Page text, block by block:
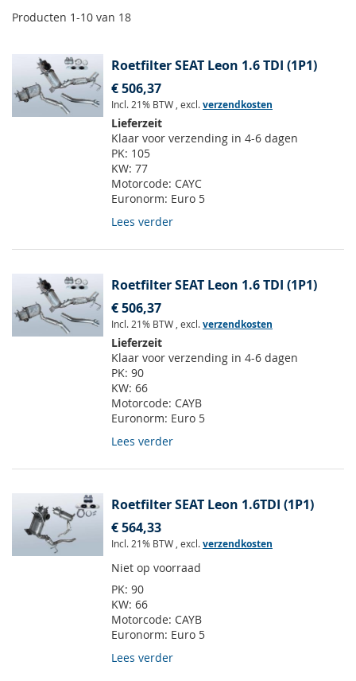
Producten 1-10 van 18
Roetfilter SEAT Leon 1.6 TDI (1P1)
€ 506,37
Incl. 21% BTW , excl.verzendkosten
Lieferzeit
Klaar voor verzending in 4-6 dagen
PK: 105
KW: 77
Motorcode: CAYC
Euronorm: Euro 5
Lees verder
Roetfilter SEAT Leon 1.6 TDI (1P1)
€ 506,37
Incl. 21% BTW , excl.verzendkosten
Lieferzeit
Klaar voor verzending in 4-6 dagen
PK: 90
KW: 66
Motorcode: CAYB
Euronorm: Euro 5
Lees verder
Roetfilter SEAT Leon 1.6TDI (1P1)
€ 564,33
Incl. 21% BTW , excl.verzendkosten
Niet op voorraad
PK: 90
KW: 66
Motorcode: CAYB
Euronorm: Euro 5
Lees verder